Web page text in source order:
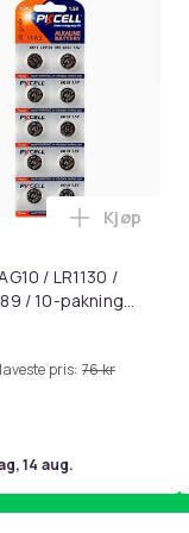
ogQC35 I/II, QC25,
/ LR1130 /
/ 10-pakning
pris: 76 kr
Legg
Kjøp
14 aug.